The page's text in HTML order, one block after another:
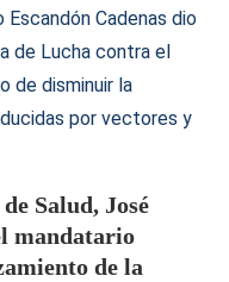
Cadenas dio
de Lucha contra el
de disminuir la
por vectores y
Salud, José
mandatario
de la